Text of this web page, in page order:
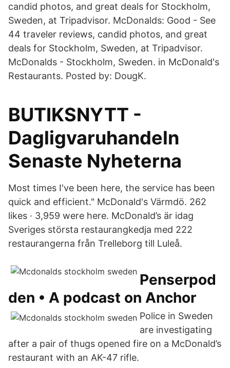
candid photos, and great deals for Stockholm,
Sweden, at Tripadvisor. McDonalds: Good - See
44 traveler reviews, candid photos, and great
deals for Stockholm, Sweden, at Tripadvisor.
McDonalds - Stockholm, Sweden. in McDonald's
Restaurants. Posted by: DougK.
BUTIKSNYTT -
Dagligvaruhandeln
Senaste Nyheterna
Most times I've been here, the service has been
quick and efficient." McDonald's Värmdö. 262
likes · 3,959 were here. McDonald’s är idag
Sveriges största restaurangkedja med 222
restaurangerna från Trelleborg till Luleå.
Penserpod
den • A podcast on Anchor
Police in Sweden
are investigating
after a pair of thugs opened fire on a McDonald’s
restaurant with an AK-47 rifle.